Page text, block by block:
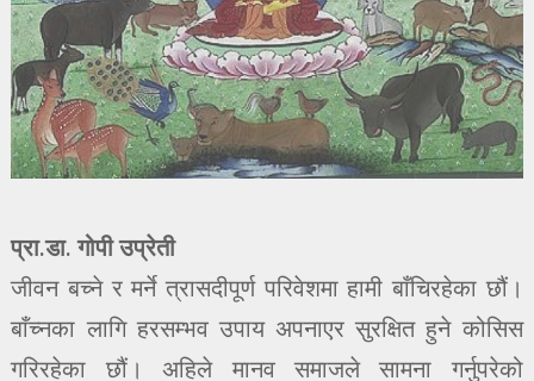
प्रा.डा. गोपी उप्रेती
जीवन बच्ने र मर्ने त्रासदीपूर्ण परिवेशमा हामी बाँचिरहेका छौं।
बाँच्नका लागि हरसम्भव उपाय अपनाएर सुरक्षित हुने कोसिस
गरिरहेका छौं। अहिले मानव समाजले सामना गर्नुपरेको